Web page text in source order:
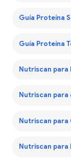
Guía Proteína
Guía Proteína
Nutriscan para
Nutriscan para
Nutriscan para
Nutriscan para